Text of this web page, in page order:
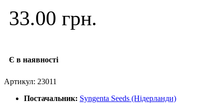
33.00 грн.
Є в наявності
Артикул: 23011
Постачальник: Syngenta Seeds (Нідерланди)